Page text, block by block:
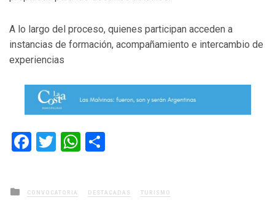
A lo largo del proceso, quienes participan acceden a
instancias de formación, acompañamiento e intercambio de
experiencias
Facebook
TwitterWhatsApp
Posted
in
CONVOCATORIA DESTACADAS TURISMO